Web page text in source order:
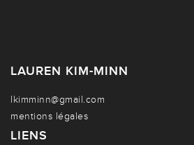
LAUREN KIM-MINN
lkimminn@gmail.com
mentions légales
LIENS